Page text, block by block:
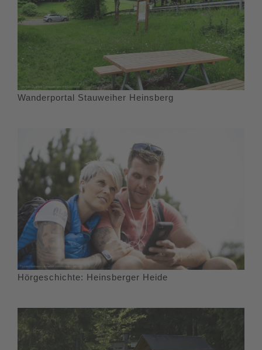
Wanderportal Stauweiher Heinsberg
Hörgeschichte: Heinsberger Heide